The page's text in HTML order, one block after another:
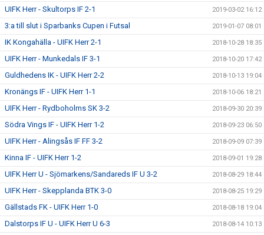
UIFK Herr - Skultorps IF 2-1 2019-03-02 16:12
3:a till slut i Sparbanks Cupen i Futsal 2019-01-07 08:01
IK Kongahälla - UIFK Herr 2-1 2018-10-28 18:35
UIFK Herr - Munkedals IF 3-1 2018-10-20 17:42
Guldhedens IK - UIFK Herr 2-2 2018-10-13 19:04
Kronängs IF - UIFK Herr 1-1 2018-10-06 18:21
UIFK Herr - Rydboholms SK 3-2 2018-09-30 20:39
Södra Vings IF - UIFK Herr 1-2 2018-09-23 06:50
UIFK Herr - Alingsås IF FF 3-2 2018-09-09 07:39
Kinna IF - UIFK Herr 1-2 2018-09-01 19:28
UIFK Herr U - Sjömarkens/Sandareds IF U 3-2 2018-08-29 18:44
UIFK Herr - Skepplanda BTK 3-0 2018-08-25 19:29
Gällstads FK - UIFK Herr 1-0 2018-08-18 19:04
Dalstorps IF U - UIFK Herr U 6-3 2018-08-14 10:13